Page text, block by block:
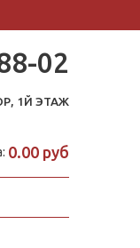
02
1Й ЭТАЖ
0.00 руб